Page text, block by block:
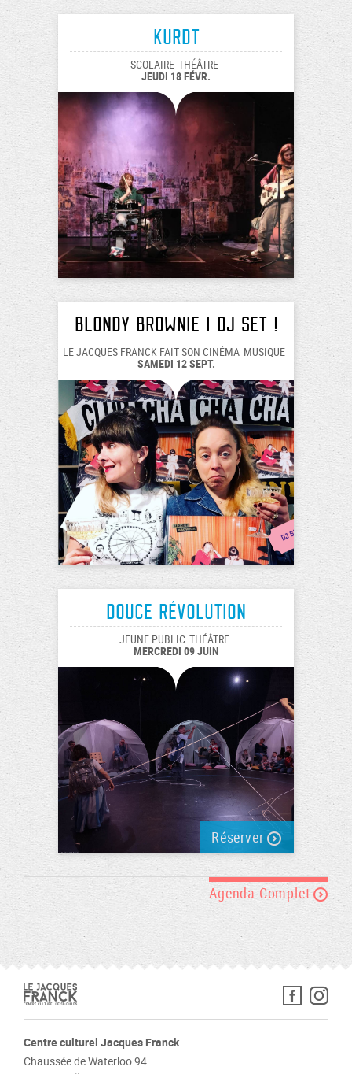
Kurdt
SCOLAIRE THÉÂTRE
JEUDI 18 FÉVR.
BLONDY BROWNIE I dj set !
LE JACQUES FRANCK FAIT SON CINÉMA MUSIQUE
SAMEDI 12 SEPT.
Douce révolution
JEUNE PUBLIC THÉÂTRE
MERCREDI 09 JUIN
Réserver
Agenda Complet
Centre culturel Jacques Franck
Chaussée de Waterloo 94